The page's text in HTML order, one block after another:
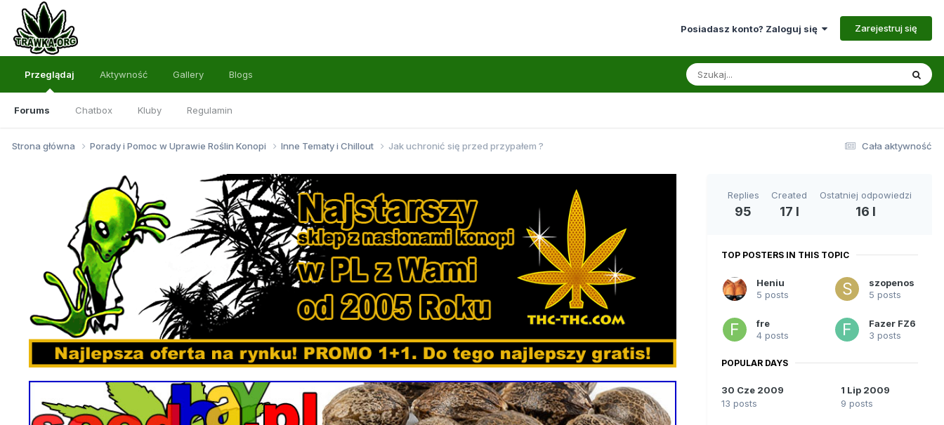
Posiadasz konto? Zaloguj się Zarejestruj się
Przeglądaj
Forums Chatbox Kluby Regulamin
Aktywność Gallery Blogs
Cała aktywność
Strona główna Porady i Pomoc w Uprawie Roślin Konopi Inne Tematy i Chillout Jak uchronić się przed przypałem ?
Replies
95
Created
17 l
Ostatniej odpowiedzi
16 l
TOP POSTERS IN THIS TOPIC
Heniu
5 posts
szopenos
5 posts
fre
4 posts
Fazer FZ6
3 posts
POPULAR DAYS
30 Cze 2009
13 posts
1 Lip 2009
9 posts